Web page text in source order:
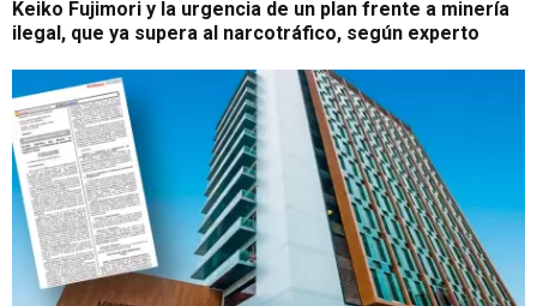
Keiko Fujimori y la urgencia de un plan frente a minería
ilegal, que ya supera al narcotráfico, según experto